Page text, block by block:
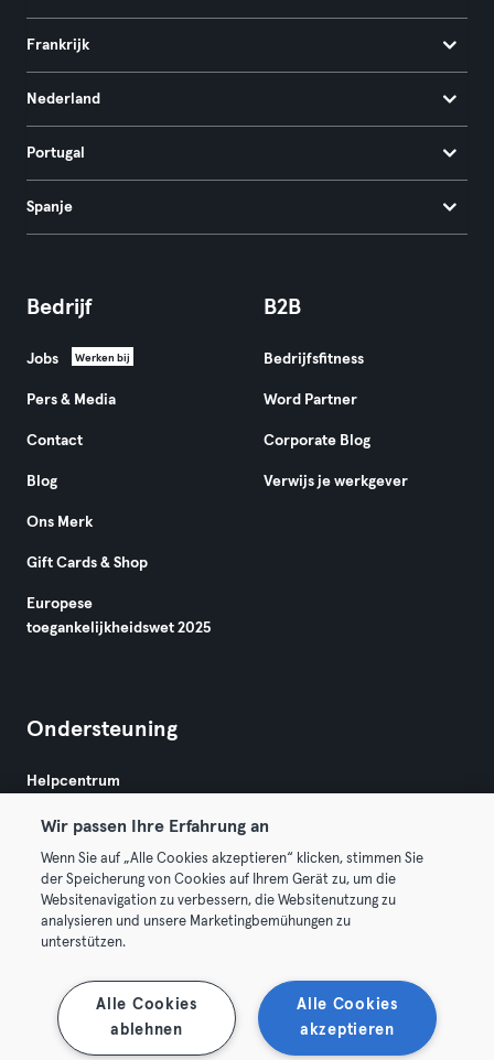
Frankrijk
Nederland
Portugal
Spanje
Bedrijf
Jobs Werken bij
Pers & Media
Contact
Blog
Ons Merk
Gift Cards & Shop
Europese
toegankelijkheidswet 2025
B2B
Bedrijfsfitness
Word Partner
Corporate Blog
Verwijs je werkgever
Ondersteuning
Helpcentrum
Algemene Voorwaarden
Membership opzeggen Trek hier je contract terug
Wir passen Ihre Erfahrung an
Wenn Sie auf „Alle Cookies akzeptieren“ klicken, stimmen Sie
der Speicherung von Cookies auf Ihrem Gerät zu, um die
Websitenavigation zu verbessern, die Websitenutzung zu
analysieren und unsere Marketingbemühungen zu
unterstützen.
Alle Cookies
akzeptieren
Alle Cookies
ablehnen